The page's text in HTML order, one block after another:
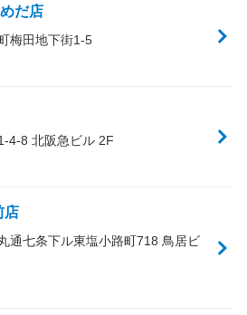
だ店
梅田地下街1-5
4-8 北阪急ビル 2F
店
通七条下ル東塩小路町718 鳥居ビ